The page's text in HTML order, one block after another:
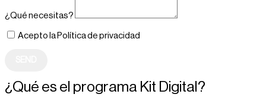
¿Qué necesitas?
Acepto la Política de privacidad
¿Qué es el programa Kit Digital?